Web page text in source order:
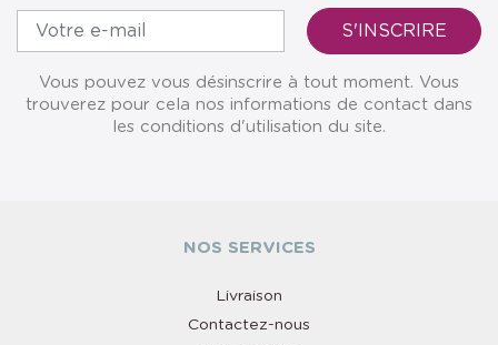
Vous pouvez vous désinscrire à tout moment. Vous
trouverez pour cela nos informations de contact dans
les conditions d'utilisation du site.
NOS SERVICES
Livraison
Contactez-nous